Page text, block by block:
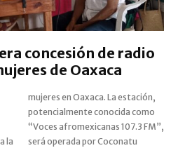
concesión de radio
de Oaxaca
la